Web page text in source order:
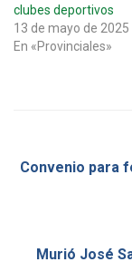
clubes deportivos
13 de mayo de 2025
En «Provinciales»
Convenio para
Murió José